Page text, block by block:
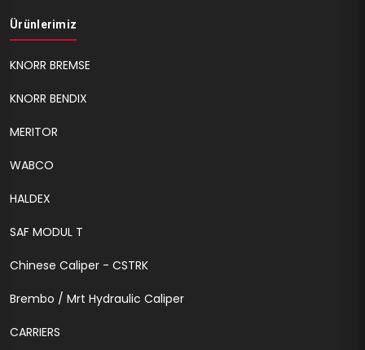
Ürünlerimiz
KNORR BREMSE
KNORR BENDIX
MERITOR
WABCO
HALDEX
SAF MODUL T
Chinese Caliper - CSTRK
Brembo / Mrt Hydraulic Caliper
CARRIERS